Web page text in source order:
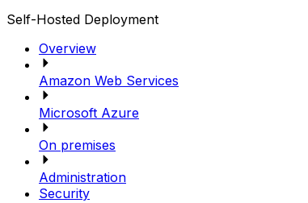
Self-Hosted Deployment
Overview
Amazon Web Services
Microsoft Azure
On premises
Administration
Security